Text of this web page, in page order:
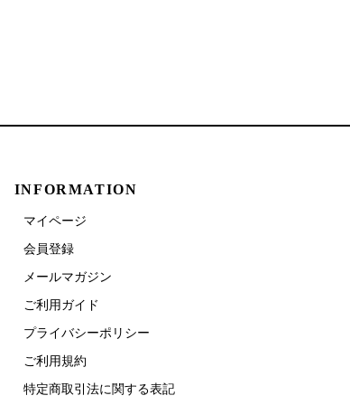
INFORMATION
マイページ
会員登録
メールマガジン
ご利用ガイド
プライバシーポリシー
ご利用規約
特定商取引法に関する表記